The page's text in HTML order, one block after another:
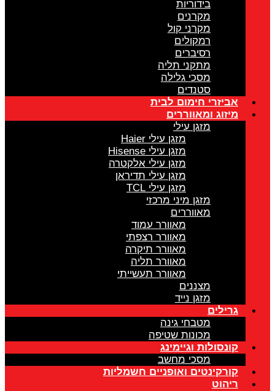
בידוריות
מקרנים
מקרני קול
רמקולים
רסיברים
מתקני תליה
מסכי גלילה
סטנדים
אביזרי חימום לבית
מיזוג ומאווררים
מזגן עילי
מזגן עילי Haier
מזגן עילי Hisense
מזגן עילי אלקטרה
מזגן עילי תדיראן
מזגן עילי TCL
מזגן מיני מרכזי
מאווררים
מאוורר עמוד
מאוורר רצפתי
מאוורר תיקרה
מאוורר תליה
מאוורר תעשייתי
מצננים
מזגן נייד
גרילים
מטבחי גינה
מכונות שטיפה
קונסולות וגיימינג
מסכי מחשב
קורקינטים ואופניים חשמליות
ריהוט